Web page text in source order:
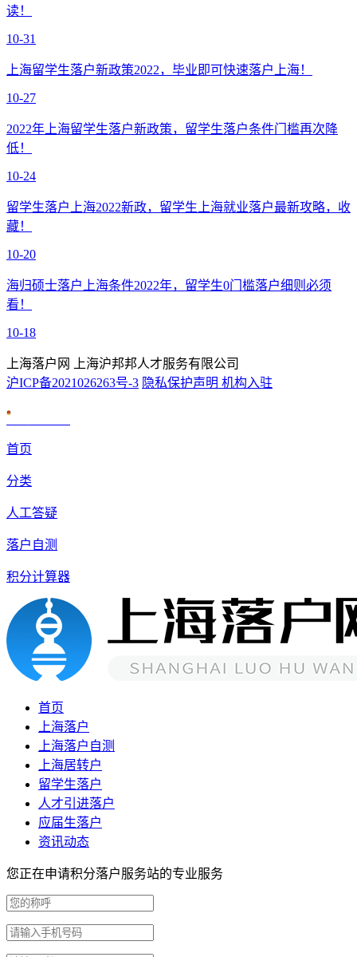
读！
10-31
上海留学生落户新政策2022，毕业即可快速落户上海！
10-27
2022年上海留学生落户新政策，留学生落户条件门槛再次降
低！
10-24
留学生落户上海2022新政，留学生上海就业落户最新攻略，收
藏！
10-20
海归硕士落户上海条件2022年，留学生0门槛落户细则必须
看！
10-18
上海落户网 上海沪邦邦人才服务有限公司
沪ICP备2021026263号-3 隐私保护声明 机构入驻
首页
分类
人工答疑
落户自测
积分计算器
首页
上海落户
上海落户自测
上海居转户
留学生落户
人才引进落户
应届生落户
资讯动态
您正在申请积分落户服务站的专业服务